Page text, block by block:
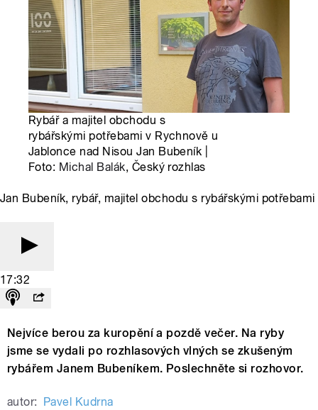
Rybář a majitel obchodu s
rybářskými potřebami v Rychnově u
Jablonce nad Nisou Jan Bubeník |
Foto: Michal Balák, Český rozhlas
Jan Bubeník, rybář, majitel obchodu s rybářskými potřebami
17:32
Nejvíce berou za kuropění a pozdě večer. Na ryby
jsme se vydali po rozhlasových vlných se zkušeným
rybářem Janem Bubeníkem. Poslechněte si rozhovor.
autor: Pavel Kudrna